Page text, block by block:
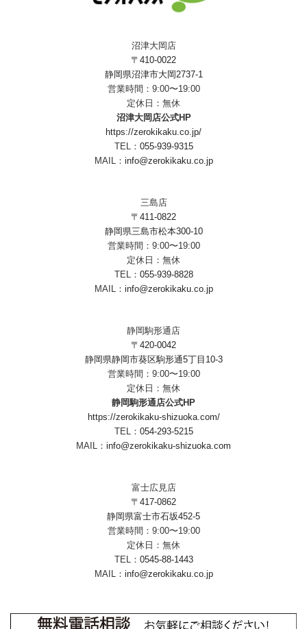
沼津大岡店
〒410-0022
静岡県沼津市大岡2737-1
営業時間：9:00〜19:00
定休日：無休
沼津大岡店公式HP
https://zerokikaku.co.jp/
TEL： 055-939-9315
MAIL： info@zerokikaku.co.jp
三島店
〒411-0822
静岡県三島市松本300-10
営業時間：9:00〜19:00
定休日：無休
TEL： 055-939-8828
MAIL： info@zerokikaku.co.jp
静岡駒形通店
〒420-0042
静岡県静岡市葵区駒形通5丁目10-3
営業時間：9:00〜19:00
定休日：無休
静岡駒形通店公式HP
https://zerokikaku-shizuoka.com/
TEL： 054-293-5215
MAIL： info@zerokikaku-shizuoka.com
富士広見店
〒417-0862
静岡県富士市石坂452-5
営業時間：9:00〜19:00
定休日：無休
TEL： 0545-88-1443
MAIL： info@zerokikaku.co.jp